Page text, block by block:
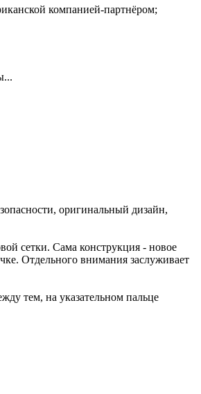
компанией-партнёром;
оригинальный дизайн,
сетки. Сама конструкция - новое
Отдельного внимания заслуживает
тем, на указательном пальце